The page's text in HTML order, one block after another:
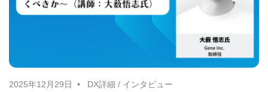
届
ま
す。
2025年12月29日 DX詳細 / インタビュー